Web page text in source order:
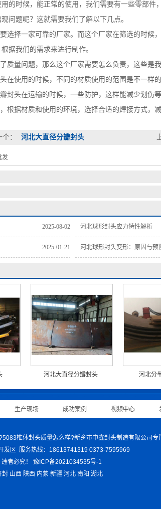
时候，能正常的使用，我们需要有一些零部件
题呢？这就需要我们了解以下几点。
选择一家可靠的厂家。而这个厂家在筛选的时候
据我们的需求来进行制作。
质量问题，那么这个厂家需要怎么负责，这些是
使用的时候，不同的材质使用的范围是不一样的
头在运输的时候，一些防护，这样能减少划伤等
据材质和使用的环境，选择合适的焊接方式，减
个： 河北大直径分瓣封头
发
2025-08-02 河北球形封头应力特性解析
2025-01-21 河北球形封头变形：原因与预
河北大直径分瓣封头 河北分
生产现场 成功案例 视频中心
椎体封头质量怎么样?新乡市中鑫封头制造有限公司专
发区 服务热线：18613741319 0373-7595969
者必究！ 豫ICP备2021034535号-1
封 山西 陕西 内蒙 新疆 河北 南阳 湖北